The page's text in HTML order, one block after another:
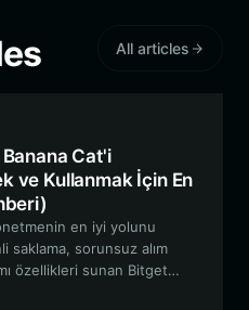
All articles
Cat'i
ve Kullanmak İçin En
en iyi yolunu
saklama, sorunsuz alım
özellikleri sunan Bitget
meme token'lar için ideal